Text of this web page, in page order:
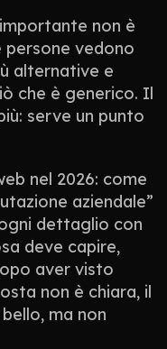
non è
vedono
alternative e
che è generico. Il
serve un punto
nel 2026: come
aziendale”
dettaglio con
deve capire,
aver visto
non è chiara, il
ma non